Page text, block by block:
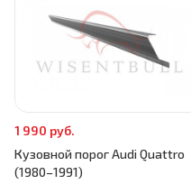
1 990 руб.
Кузовной порог Audi Quattro
(1980–1991)